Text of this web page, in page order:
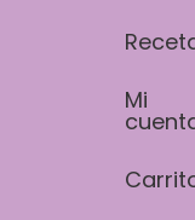
Mi